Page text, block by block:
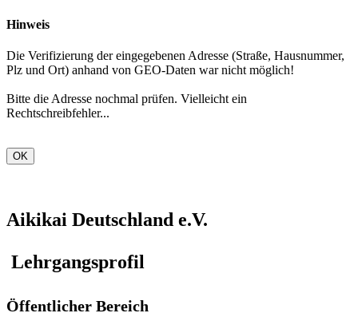
Hinweis
Die Verifizierung der eingegebenen Adresse (Straße, Hausnummer,
Plz und Ort) anhand von GEO-Daten war nicht möglich!
Bitte die Adresse nochmal prüfen. Vielleicht ein
Rechtschreibfehler...
OK
Aikikai Deutschland e.V.
Lehrgangsprofil
Öffentlicher Bereich